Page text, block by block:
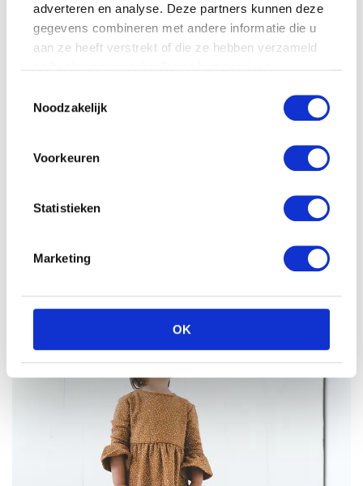
adverteren en analyse. Deze partners kunnen deze
gegevens combineren met andere informatie die u
aan ze heeft verstrekt of die ze hebben verzameld
Noodzakelijk
Voorkeuren
Statistieken
Marketing
OK